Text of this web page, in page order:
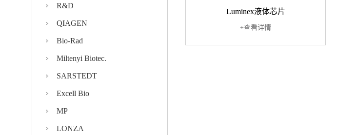
R&D
QIAGEN
Bio-Rad
Miltenyi Biotec.
SARSTEDT
Excell Bio
MP
LONZA
Luminex液体芯片
+查看详情